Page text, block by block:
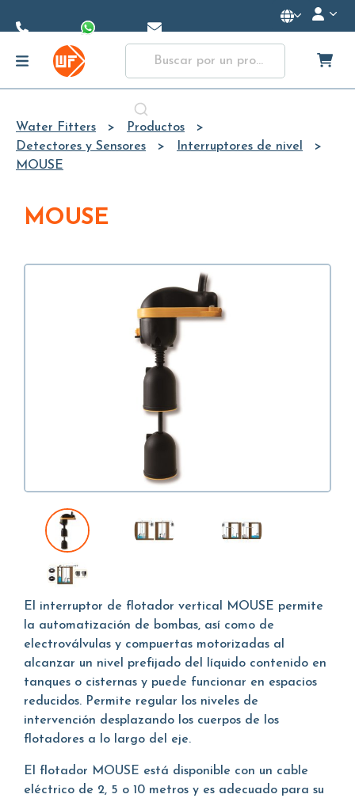
Content
Water Fitters
Productos
Detectores y Sensores
Interruptores de nivel
MOUSE
MOUSE
El interruptor de flotador vertical MOUSE permite
la automatización de bombas, así como de
electroválvulas y compuertas motorizadas al
alcanzar un nivel prefijado del líquido contenido en
tanques o cisternas y puede funcionar en espacios
reducidos. Permite regular los niveles de
intervención desplazando los cuerpos de los
flotadores a lo largo del eje.
El flotador MOUSE está disponible con un cable
eléctrico de 2, 5 o 10 metros y es adecuado para su